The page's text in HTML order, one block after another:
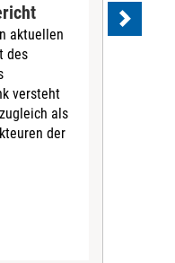
aktuellen
des
versteht
als
der